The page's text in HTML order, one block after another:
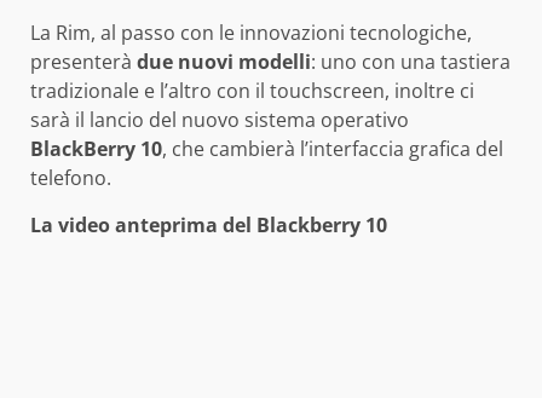
La Rim, al passo con le innovazioni tecnologiche,
presenterà due nuovi modelli: uno con una tastiera
tradizionale e l’altro con il touchscreen, inoltre ci
sarà il lancio del nuovo sistema operativo
BlackBerry 10, che cambierà l’interfaccia grafica del
telefono.
La video anteprima del Blackberry 10